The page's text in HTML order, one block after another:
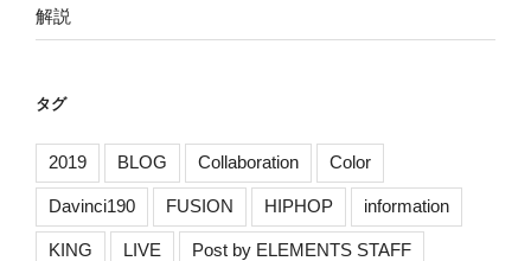
解説
タグ
2019 BLOG Collaboration Color
Davinci190 FUSION HIPHOP information
KING LIVE Post by ELEMENTS STAFF